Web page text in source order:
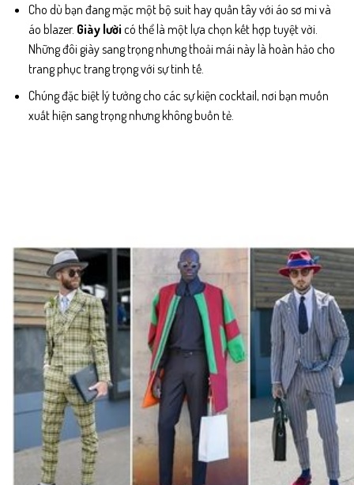
Cho dù bạn đang mặc một bộ suit hay quần tây với áo sơ mi và
áo blazer. Giày lười có thể là một lựa chọn kết hợp tuyệt vời.
Những đôi giày sang trọng nhưng thoải mái này là hoàn hảo cho
trang phục trang trọng với sự tinh tế.
Chúng đặc biệt lý tưởng cho các sự kiện cocktail, nơi bạn muốn
xuất hiện sang trọng nhưng không buồn tẻ.